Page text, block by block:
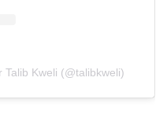
Kweli (@talibkweli)